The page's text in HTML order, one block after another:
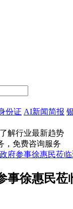
份证 AI新闻简报
了解行业最新趋势
，免费咨询服务
府参事徐惠民莅
事徐惠民莅